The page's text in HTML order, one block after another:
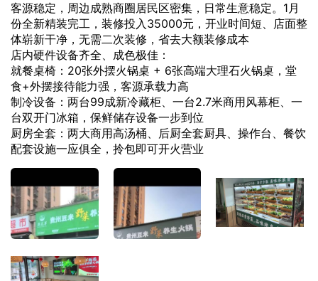
客源稳定，周边成熟商圈居民区密集，日常生意稳定。1月
份全新精装完工，装修投入35000元，开业时间短、店面整
体崭新干净，无需二次装修，省去大额装修成本
店内硬件设备齐全、成色极佳：
就餐桌椅：20张外摆火锅桌 + 6张高端大理石火锅桌，堂
食+外摆接待能力强，客源承载力高
制冷设备：两台99成新冷藏柜、一台2.7米商用风幕柜、一
台双开门冰箱，保鲜储存设备一步到位
厨房全套：两大商用高汤桶、后厨全套厨具、操作台、餐饮
配套设施一应俱全，拎包即可开火营业